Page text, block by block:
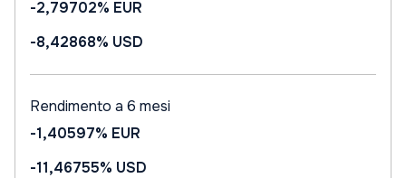
-2,79702% EUR
-8,42868% USD
Rendimento a 6 mesi
-1,40597% EUR
-11,46755% USD